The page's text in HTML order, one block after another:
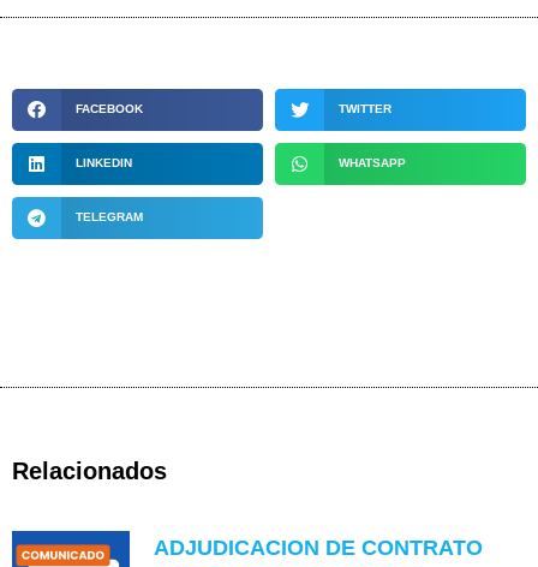
FACEBOOK TWITTER
LINKEDIN WHATSAPP
TELEGRAM
Relacionados
ADJUDICACION DE CONTRATO